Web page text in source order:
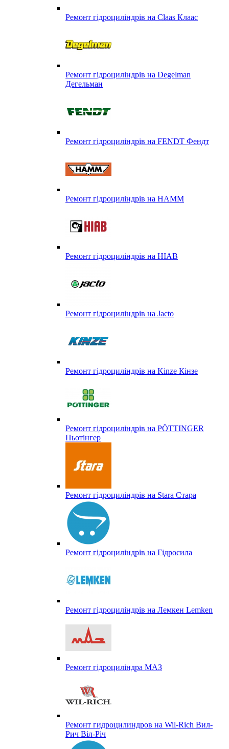
Ремонт гідроциліндрів на Claas Клаас
Ремонт гідроциліндрів на Degelman
Дегельман
Ремонт гідроциліндрів на FENDT Фендт
Ремонт гідроциліндрів на HAMM
Ремонт гідроциліндрів на HIAB
Ремонт гідроциліндрів на Jacto
Ремонт гідроциліндрів на Kinze Кінзе
Ремонт гідроциліндрів на PÖTTINGER
Пьотінгер
Ремонт гідроциліндрів на Stara Стара
Ремонт гідроциліндрів на Гідросила
Ремонт гідроциліндрів на Лемкен Lemken
Ремонт гідроциліндра МАЗ
Ремонт гидроцилиндров на Wil-Rich Вил-
Рич Віл-Річ